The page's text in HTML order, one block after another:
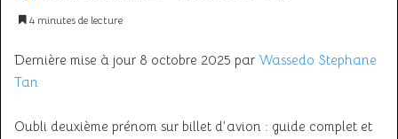
4 minutes de lecture
Dernière mise à jour 8 octobre 2025 par Wassedo Stephane
Tan
Oubli deuxième prénom sur billet d’avion : guide complet et